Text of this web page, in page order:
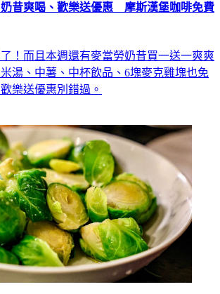
昔爽喝、歡樂送優惠 摩斯漢堡咖啡免費
！而且本週還有麥當勞奶昔買一送一爽爽
湯、中薯、中杯飲品、6塊麥克雞塊也免
樂送優惠別錯過。